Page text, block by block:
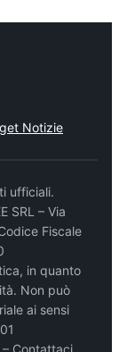
Notizie
ufficiali.
SRL – Via
Fiscale
in quanto
Non può
ai sensi
Contattaci